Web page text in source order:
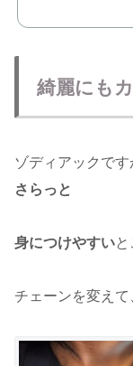
綺麗にも
ゾディアックです
さらっと
身につけやすい
チェーンを変えて